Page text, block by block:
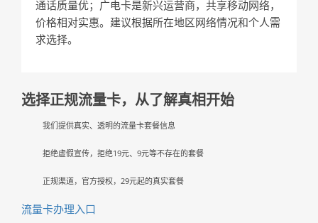
通话质量优；广电卡是新兴运营商，共享移动网络，
价格相对实惠。建议根据所在地区网络情况和个人需
求选择。
选择正规流量卡，从了解真相开始
我们提供真实、透明的流量卡套餐信息
拒绝虚假宣传，拒绝19元、9元等不存在的套餐
正规渠道，官方授权，29元起的真实套餐
流量卡办理入口